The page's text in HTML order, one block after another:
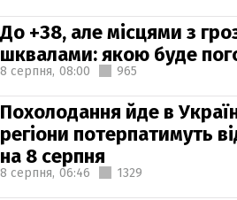
До +38, але місцями з
шквалами: якою буде
8 серпня, 08:00 965
Похолодання йде в
регіони потерпатимуть
на 8 серпня
8 серпня, 06:46 1329